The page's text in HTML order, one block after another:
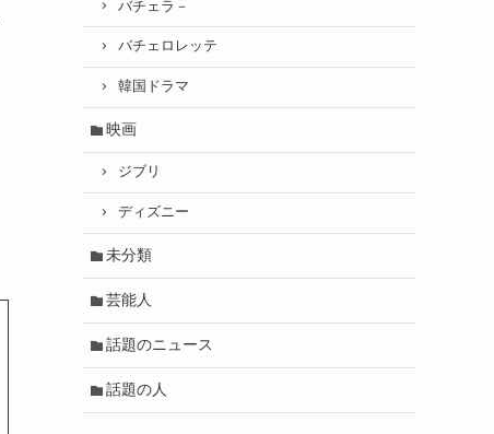
バチェラ－
バチェロレッテ
韓国ドラマ
映画
ジブリ
ディズニー
未分類
芸能人
話題のニュース
話題の人